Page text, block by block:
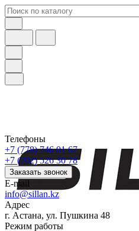
Телефоны
+7 (778) 746 01 67
+7 (702) 526 30 78
Заказать звонок
E-mail
info@sillan.kz
Адрес
г. Астана, ул. Пушкина 48
Режим работы